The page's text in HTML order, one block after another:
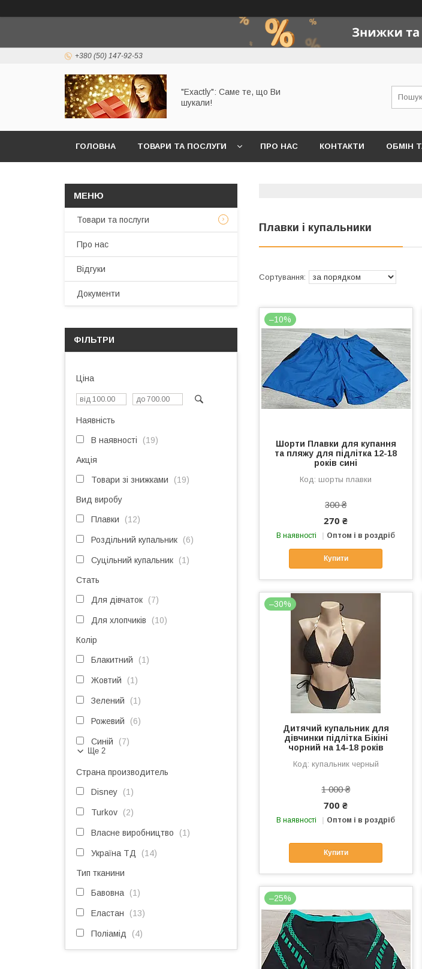
+380 (50) 147-92-53
"Exactly": Саме те, що Ви
шукали!
ГОЛОВНА ТОВАРИ ТА ПОСЛУГИ ПРО НАС КОНТАКТИ ОБМІН
Плавки і купальники
–10%
Шорти Плавки для купання
та пляжу для підлітка 12-18
років сині
шорты плавки
300 ₴
270 ₴
В наявності Оптом і в роздріб
Купити
–30%
Дитячий купальник для
дівчинки підлітка Бікіні
чорний на 14-18 років
купальник черный
1 000 ₴
700 ₴
В наявності Оптом і в роздріб
Купити
–25%
Товари та послуги
Про нас
Відгуки
Документи
ФІЛЬТРИ
Ціна
Наявність
В наявності 19
Акція
Товари зі знижками 19
Вид виробу
Плавки 12
Роздільний купальник 6
Суцільний купальник 1
Стать
Для дівчаток 7
Для хлопчиків 10
Колір
Блакитний 1
Жовтий 1
Зелений 1
Рожевий 6
Синій 7
Ще 2
Страна производитель
Disney 1
Turkov 2
Власне виробництво 1
Україна ТД 14
Тип тканини
Бавовна 1
Еластан 13
Поліамід 4